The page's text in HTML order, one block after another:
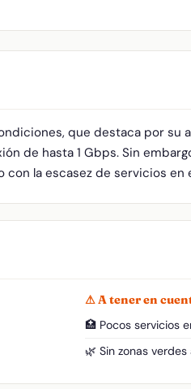
que destaca por su
de hasta 1 Gbps. Sin
la escasez de servicios en
⚠ A tener en
🏥 Pocos servicios
🌿 Sin zonas